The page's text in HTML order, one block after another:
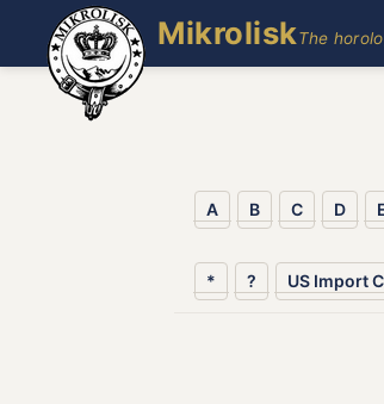
MikroliskThe
A B C D
* ? US Import